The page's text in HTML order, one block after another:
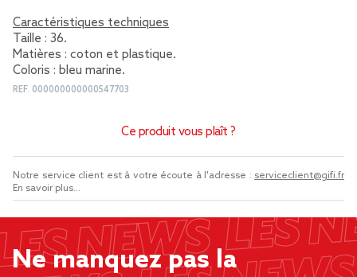
Caractéristiques techniques
Taille : 36.
Matières : coton et plastique.
Coloris : bleu marine.
REF. 000000000000547703
Ce produit vous plaît ?
Notre service client est à votre écoute à l'adresse : serviceclient@gifi.fr
En savoir plus...
Ne manquez pas la